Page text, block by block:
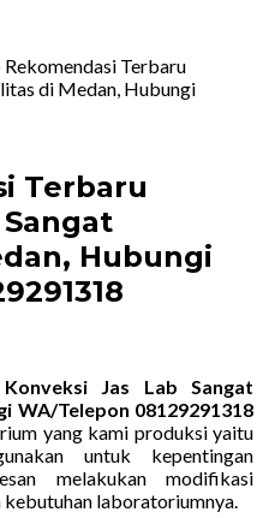
Rekomendasi Terbaru
di Medan, Hubungi
Terbaru
Hubungi
Jas Lab Sangat
WA/Telepon 08129291318
yang kami produksi yaitu
untuk kepentingan
melakukan modifikasi
laboratoriumnya.